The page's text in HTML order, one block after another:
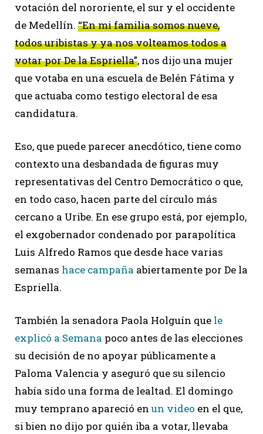
votación del nororiente, el sur y el occidente
de Medellín. “En mi familia somos nueve,
todos uribistas y ya nos volteamos todos a
votar por De la Espriella”, nos dijo una mujer
que votaba en una escuela de Belén Fátima y
que actuaba como testigo electoral de esa
candidatura.
Eso, que puede parecer anecdótico, tiene como
contexto una desbandada de figuras muy
representativas del Centro Democrático o que,
en todo caso, hacen parte del círculo más
cercano a Uribe. En ese grupo está, por ejemplo,
el exgobernador condenado por parapolítica
Luis Alfredo Ramos que desde hace varias
semanas hace campaña abiertamente por De la
Espriella.
También la senadora Paola Holguín que le
explicó a Semana poco antes de las elecciones
su decisión de no apoyar públicamente a
Paloma Valencia y aseguró que su silencio
había sido una forma de lealtad. El domingo
muy temprano apareció en un video en el que,
si bien no dijo por quién iba a votar, llevaba